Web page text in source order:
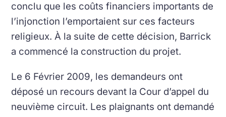
conclu que les coûts financiers importants de
l’injonction l’emportaient sur ces facteurs
religieux. À la suite de cette décision, Barrick
a commencé la construction du projet.
Le 6 Février 2009, les demandeurs ont
déposé un recours devant la Cour d’appel du
neuvième circuit. Les plaignants ont demandé